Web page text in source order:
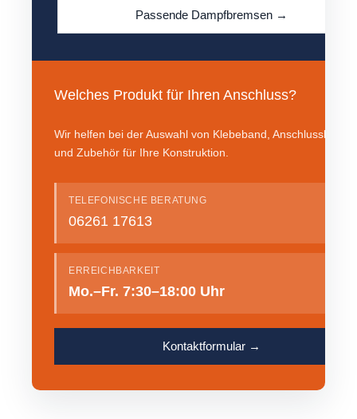
Passende Dampfbremsen →
Welches Produkt für Ihren Anschluss?
Wir helfen bei der Auswahl von Klebeband, Anschlusskleber
und Zubehör für Ihre Konstruktion.
TELEFONISCHE BERATUNG
06261 17613
ERREICHBARKEIT
Mo.–Fr. 7:30–18:00 Uhr
Kontaktformular →